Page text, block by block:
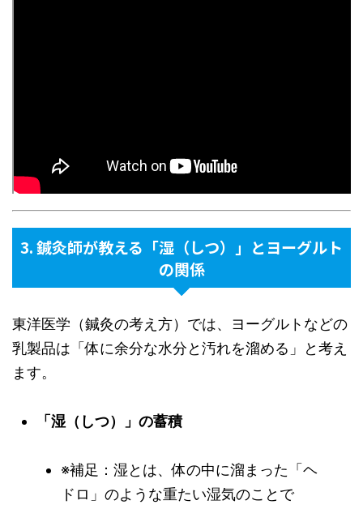
3. 鍼灸師が教える「湿（しつ）」とヨーグルト
の関係
東洋医学（鍼灸の考え方）では、ヨーグルトなどの
乳製品は「体に余分な水分と汚れを溜める」と考え
ます。
「湿（しつ）」の蓄積
※補足：湿とは、体の中に溜まった「ヘ
ドロ」のような重たい湿気のことで